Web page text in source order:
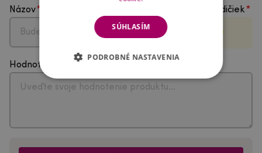
Názov Vyberte počet hviezdičiek
Hodnotenie
SÚHLASÍM
PODROBNÉ NASTAVENIA